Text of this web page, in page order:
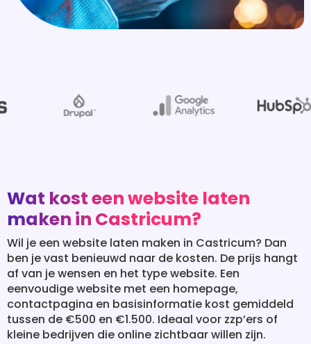
Wat kost een website laten
maken in Castricum?
Wil je een website laten maken in Castricum? Dan
ben je vast benieuwd naar de kosten. De prijs hangt
af van je wensen en het type website. Een
eenvoudige website met een homepage,
contactpagina en basisinformatie kost gemiddeld
tussen de €500 en €1.500. Ideaal voor zzp’ers of
kleine bedrijven die online zichtbaar willen zijn.